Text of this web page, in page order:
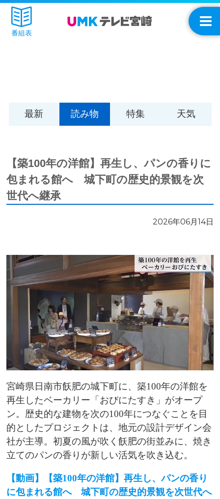
番組表
最新 読み物 特集 天気
【築100年の洋館】再生し、パンの香りに
包まれる館へ 城下町の歴史的景観を次
世代へ継承
2026年06月14日
宮崎県日南市飫肥の城下町に、築100年の洋館を
再生したベーカリー「おびにたすき」がオープ
ン。歴史的な建物を次の100年につなぐことを目
的としたプロジェクトは、地元の設計デザイン会
社が主導。初夏の風が吹く飫肥の街並みに、焼き
立てのパンの香りが新しい活気を吹き込む。
【動画】【築100年の洋館】再生し、パンの香り
に包まれる館へ 城下町の歴史的景観を次世代へ